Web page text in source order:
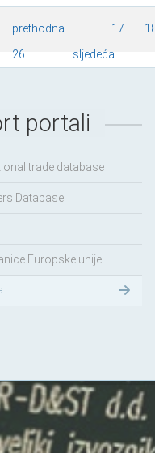
prethodna 17
26
sljedeća
portali
trade database
Database
Europske unije